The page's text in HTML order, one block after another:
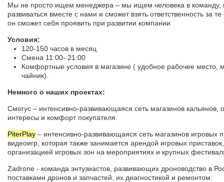
Мы не просто ищем менеджера – мы ищем человека в команду,
развиваться вместе с нами и сможет взять ответственность за
он сможет себя проявить при развитии компании
Условия:
120-150 часов в месяц
Смена 11:00- 21:00
Комфортные условия в магазине ( удобное рабочее место,
чайник).
Немного о наших проектах:
Смогус – интенсивно-развивающаяся сеть магазинов кальянов,
интересы и комфорт покупателя.
PiterPlay – интенсивно-развивающаяся сеть магазинов игровых
видеоигр, которая также занимается арендой игровых
организацией игровых зон на мероприятиях и крупных
Zadrone - команда энтузиастов, развивающих дроноводство в
поставками дронов и запчастей, их диагностикой и ремонтом.